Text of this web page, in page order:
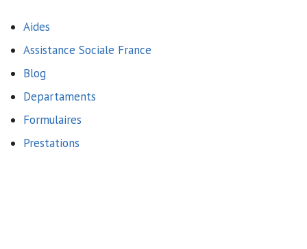
Aides
Assistance Sociale France
Blog
Departaments
Formulaires
Prestations